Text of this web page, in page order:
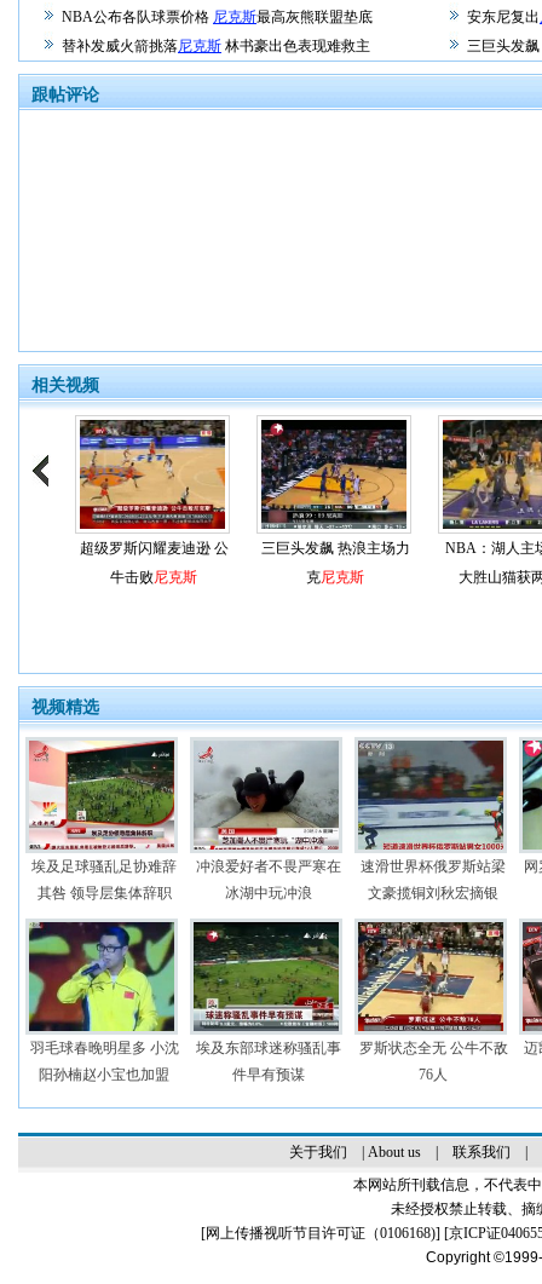
NBA公布各队球票价格 尼克斯最高灰熊联盟垫底 安东尼复出
替补发威火箭挑落尼克斯 林书豪出色表现难救主 三巨头发
跟帖评论
相关视频
超级罗斯闪耀麦迪逊 公
牛击败尼克斯
三巨头发飙 热浪主场力
克尼克斯
NBA：湖人主
大胜山猫获
视频精选
埃及足球骚乱足协难辞
其咎 领导层集体辞职
冲浪爱好者不畏严寒在
冰湖中玩冲浪
速滑世界杯俄罗斯站梁
文豪揽铜刘秋宏摘银
羽毛球春晚明星多 小沈
阳孙楠赵小宝也加盟
埃及东部球迷称骚乱事
件早有预谋
罗斯状态全无 公牛不敌
76人
迈
关于我们 About us| 联系我们
本网站所刊载信息，不代表
未经授权禁止转载、摘
[网上传播视听节目许可证（0106168)] [京ICP证
Copyright